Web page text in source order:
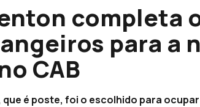
completa
para a
CAB
é poste, foi o escolhido para